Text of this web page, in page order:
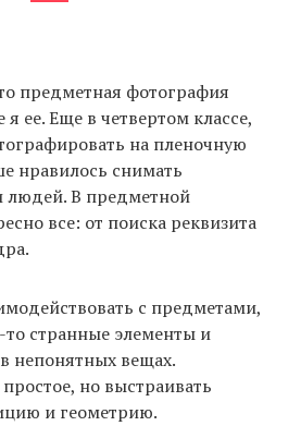
предметная фотография
ее. Еще в четвертом классе,
на пленочную
нравилось снимать
людей. В предметной
все: от поиска реквизита
с предметами,
странные элементы и
непонятных вещах.
но выстраивать
и геометрию.